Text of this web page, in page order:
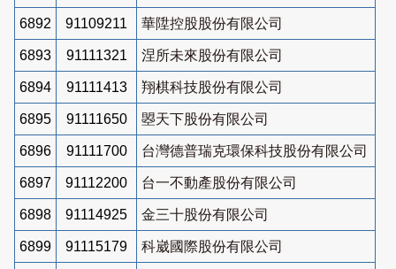
6892 91109211 華陞控股股份有限公司
6893 91111321 涅所未來股份有限公司
6894 91111413 翔棋科技股份有限公司
6895 91111650 曌天下股份有限公司
6896 91111700 台灣德普瑞克環保科技股份有限公司
6897 91112200 台一不動產股份有限公司
6898 91114925 金三十股份有限公司
6899 91115179 科崴國際股份有限公司